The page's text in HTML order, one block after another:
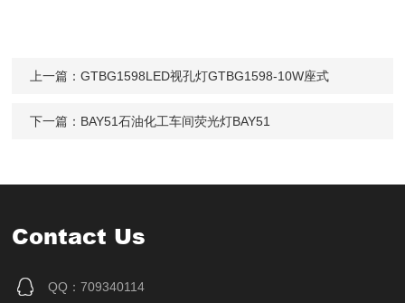
上一篇：GTBG1598LED视孔灯GTBG1598-10W座式
下一篇： BAY51石油化工车间荧光灯BAY51
Contact Us
QQ：709340114